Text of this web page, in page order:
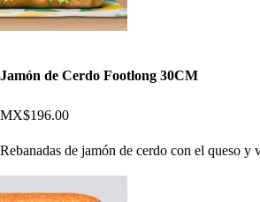
Jamón de Cerdo Footlong 30CM
MX$196.00
Rebanadas de jamón de cerdo con el queso y